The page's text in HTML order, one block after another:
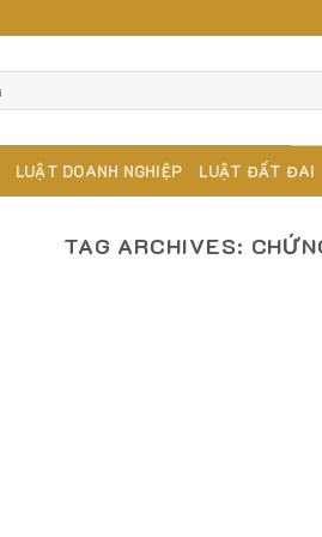
LUẬT DOANH NGHIỆP LUẬT ĐẤT ĐAI
TAG ARCHIVES: